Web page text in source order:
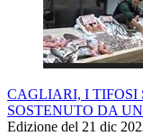
CAGLIARI, I TIFOSI
SOSTENUTO DA
Edizione del 21 dic